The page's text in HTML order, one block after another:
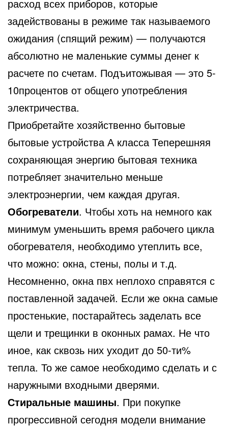
расход всех приборов, которые
задействованы в режиме так называемого
ожидания (спящий режим) — получаются
абсолютно не маленькие суммы денег к
расчете по счетам. Подъитожывая — это 5-
10процентов от общего употребления
электричества.
Приобретайте хозяйственно бытовые
бытовые устройства А класса Теперешняя
сохраняющая энергию бытовая техника
потребляет значительно меньше
электроэнергии, чем каждая другая.
Обогреватели. Чтобы хоть на немного как
минимум уменьшить время рабочего цикла
обогревателя, необходимо утеплить все,
что можно: окна, стены, полы и т.д.
Несомненно, окна пвх неплохо справятся с
поставленной задачей. Если же окна самые
простенькие, постарайтесь заделать все
щели и трещинки в оконных рамах. Не что
иное, как сквозь них уходит до 50-ти%
тепла. То же самое необходимо сделать и с
наружными входными дверями.
Стиральные машины. При покупке
прогрессивной сегодня модели внимание